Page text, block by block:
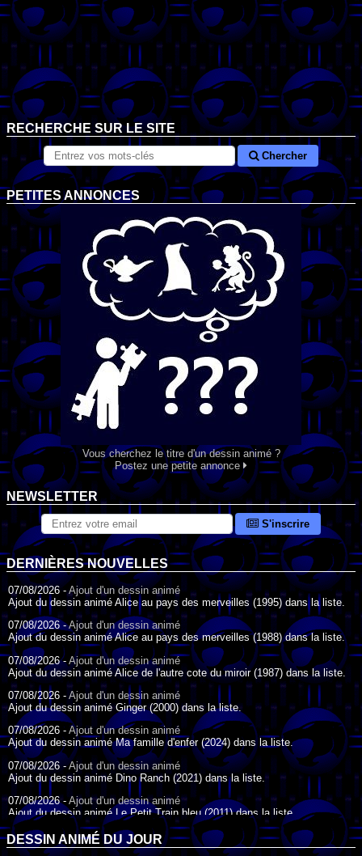
RECHERCHE SUR LE SITE
Chercher
PETITES ANNONCES
Vous cherchez le titre d'un dessin animé ?
Postez une petite annonce
NEWSLETTER
S'inscrire
DERNIÈRES NOUVELLES
07/08/2026 -Ajout d'un dessin animé
Ajout du dessin animé Alice au pays des merveilles (1995) dans la liste.
07/08/2026 -Ajout d'un dessin animé
Ajout du dessin animé Alice au pays des merveilles (1988) dans la liste.
07/08/2026 - Ajout d'un dessin animé
Ajout du dessin animé Alice de l'autre cote du miroir (1987) dans la liste.
07/08/2026 - Ajout d'un dessin animé
Ajout du dessin animé Ginger (2000) dans la liste.
07/08/2026 - Ajout d'un dessin animé
Ajout du dessin animé Ma famille d'enfer (2024) dans la liste.
07/08/2026 -Ajout d'un dessin animé
Ajout du dessin animé Dino Ranch (2021) dans la liste.
07/08/2026 - Ajout d'un dessin animé
Ajout du dessin animé Le Petit Train bleu (2011) dans la liste.
07/08/2026 - Ajout d'un dessin animé
Ajout du dessin animé Agent Spécial Oso (2009) dans la liste.
DESSIN ANIMÉ DU JOUR